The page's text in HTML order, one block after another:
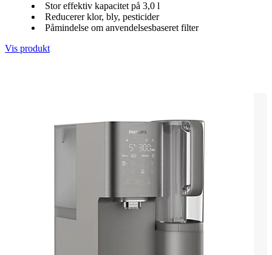
Stor effektiv kapacitet på 3,0 l
Reducerer klor, bly, pesticider
Påmindelse om anvendelsesbaseret filter
Vis produkt